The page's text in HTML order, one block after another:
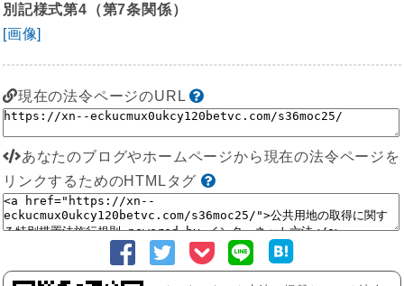
別記様式第4（第7条関係）
[画像]
現在の法令ページのURL
あなたのブログやホームページから現在の法令ページを
リンクするためのHTMLタグ